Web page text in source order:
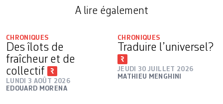
A lire également
CHRONIQUES
Des îlots de
fraîcheur et de
collectif
LUNDI 3 AOÛT 2026
EDOUARD MORENA
CHRONIQUES
Traduire l’universel?
JEUDI 30 JUILLET 2026
MATHIEU MENGHINI